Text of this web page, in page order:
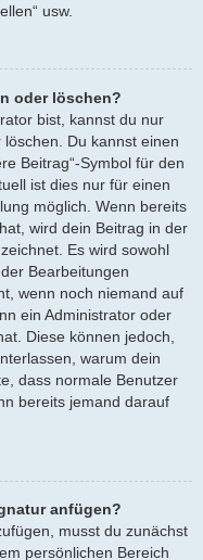
usw.
oder löschen?
bist, kannst du nur
Du kannst einen
Beitrag“-Symbol für den
ist dies nur für einen
möglich. Wenn bereits
wird dein Beitrag in der
Es wird sowohl
Bearbeitungen
wenn noch niemand auf
ein Administrator oder
Diese können jedoch,
warum dein
dass normale Benutzer
bereits jemand darauf
anfügen?
musst du zunächst
persönlichen Bereich